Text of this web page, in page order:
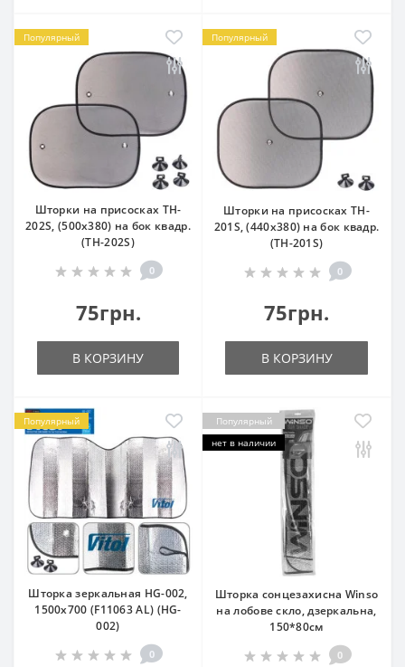
Популярный
Шторки на присосках TH-
202S, (500x380) на бок квадр.
(TH-202S)
0
75грн.
В КОРЗИНУ
Популярный
Шторки на присосках TH-
201S, (440x380) на бок квадр.
(TH-201S)
0
75грн.
В КОРЗИНУ
Популярный
Шторка зеркальная HG-002,
1500х700 (F11063 AL) (HG-
002)
0
Популярный
нет в наличии
Шторка сонцезахисна Winso
на лобове скло, дзеркальна,
150*80см
0